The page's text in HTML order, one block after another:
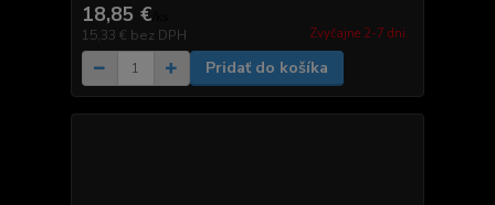
18,85 €
15,33 € bez DPH Zvyčajne 2-7 dni.
Pridať do košíka